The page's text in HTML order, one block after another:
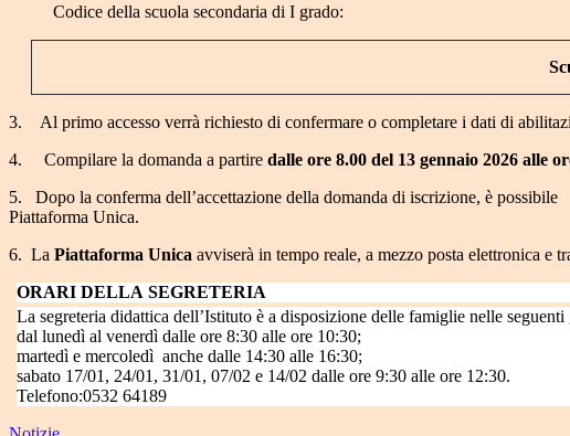
Codice della scuola secondaria di I grado:
3.
Al primo accesso verrà richiesto di confermare o completare i dati di
4.
Compilare la domanda a partire dalle ore 8.00 del 13 gennaio 2026 alle
5.
Dopo la conferma dell’accettazione della domanda di iscrizione, è
Piattaforma Unica.
6. La Piattaforma Unica avviserà in tempo reale, a mezzo posta elettronica e
ORARI DELLASEGRETERIA
La segreteria didattica dell’Istituto è a disposizione delle famiglie nelle seguenti
dal lunedì al venerdì dalle ore 8:30 alle ore 10:30;
martedì e mercoledì anche dalle 14:30 alle 16:30;
sabato 17/01, 24/01, 31/01, 07/02 e 14/02 dalle ore 9:30 alle ore 12:30.
Telefono:0532 64189